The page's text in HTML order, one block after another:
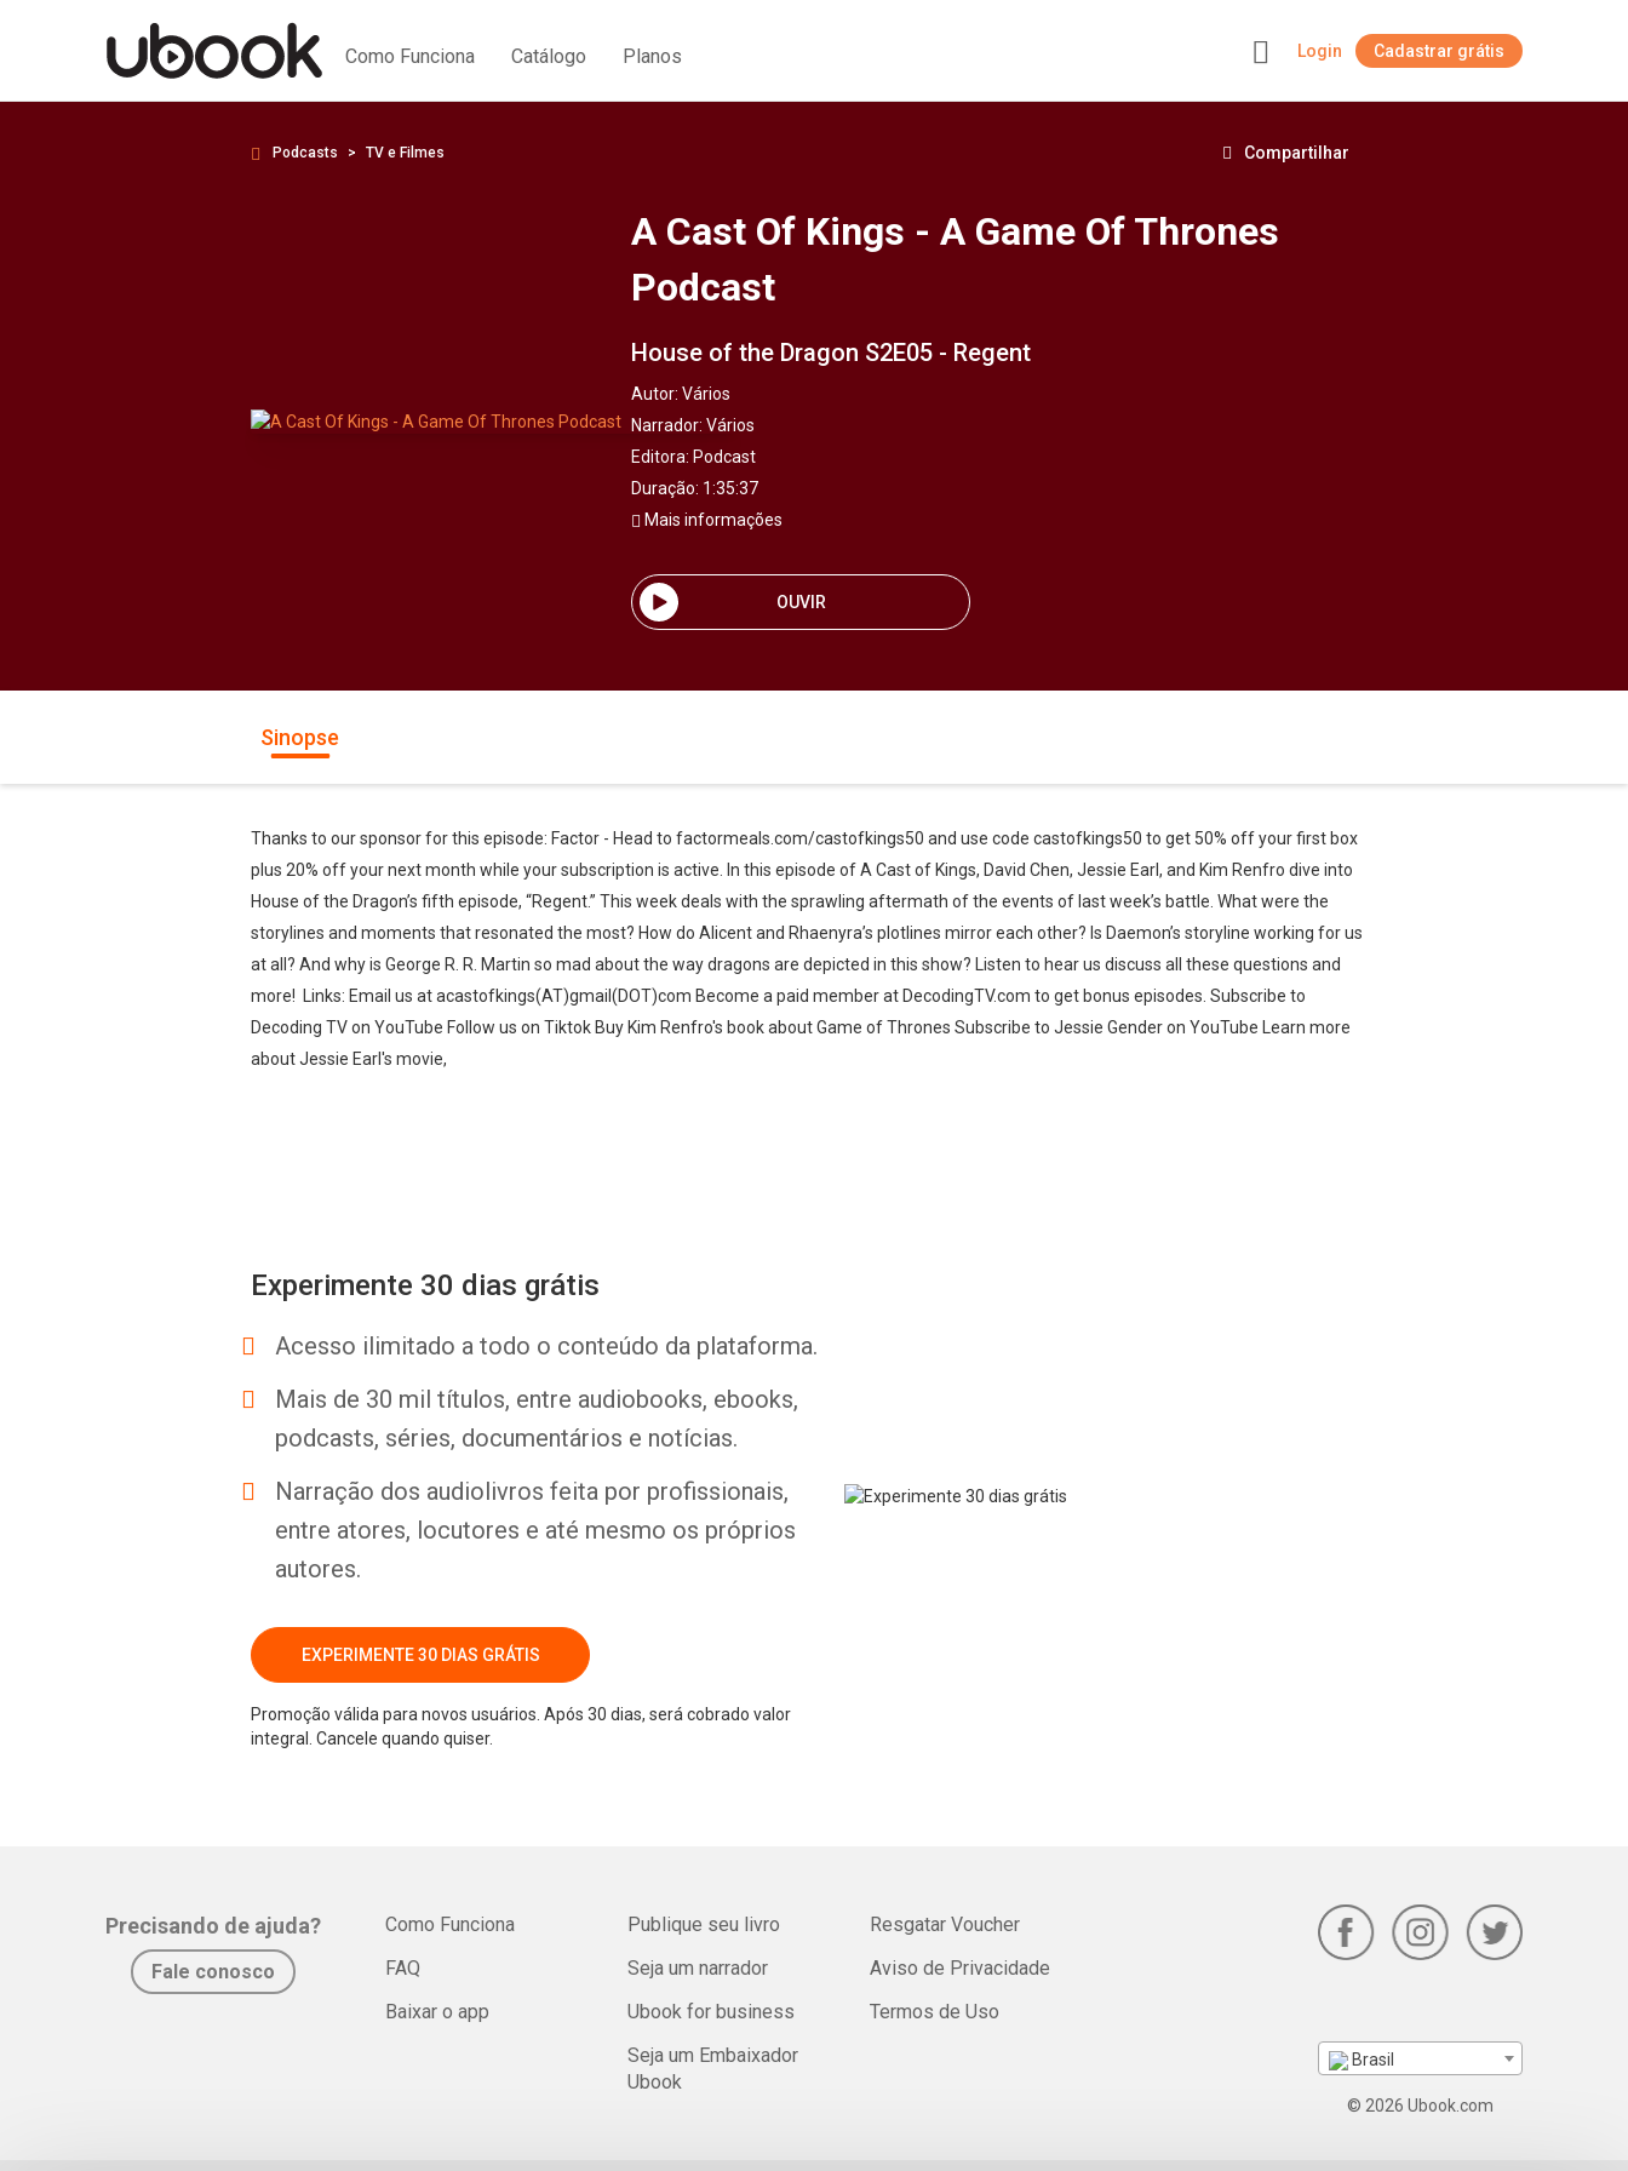
Como Funciona Catálogo Planos Login Cadastrar grátis
Podcasts TV e Filmes Compartilhar
A Cast Of Kings - A Game Of Thrones
Podcast
House of the Dragon S2E05 - Regent
Autor: Vários
Narrador: Vários
Editora: Podcast
Duração: 1:35:37
Mais informações
OUVIR
Sinopse
Thanks to our sponsor for this episode: Factor - Head to factormeals.com/castofkings50 and use code castofkings50 to get 50% off your first box
plus 20% off your next month while your subscription is active. In this episode of A Cast of Kings, David Chen, Jessie Earl, and Kim Renfro dive into
House of the Dragon’s fifth episode, “Regent.” This week deals with the sprawling aftermath of the events of last week’s battle. What were the
storylines and moments that resonated the most? How do Alicent and Rhaenyra’s plotlines mirror each other? Is Daemon’s storyline working for us
at all? And why is George R. R. Martin so mad about the way dragons are depicted in this show? Listen to hear us discuss all these questions and
more! Links: Email us at acastofkings(AT)gmail(DOT)com Become a paid member at DecodingTV.com to get bonus episodes. Subscribe to
Decoding TV on YouTube Follow us on Tiktok Buy Kim Renfro's book about Game of Thrones Subscribe to Jessie Gender on YouTube Learn more
about Jessie Earl's movie,
Experimente 30 dias grátis
Acesso ilimitado a todo o conteúdo da plataforma.
Mais de 30 mil títulos, entre audiobooks, ebooks,
podcasts, séries, documentários e notícias.
Narração dos audiolivros feita por profissionais,
entre atores, locutores e até mesmo os próprios
autores.
EXPERIMENTE 30 DIAS GRÁTIS
Promoção válida para novos usuários. Após 30 dias, será cobrado valor
integral. Cancele quando quiser.
Precisando de ajuda?
Fale conosco
Como Funciona
FAQ
Baixar o app
Publique seu livro
Seja um narrador
Ubook for business
Seja um Embaixador
Ubook
Resgatar Voucher
Aviso de Privacidade
Termos de Uso
Brasil
© 2026 Ubook.com
Whatsapp Facebook